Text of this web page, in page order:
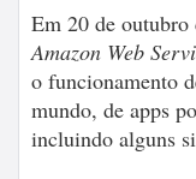
Em 20 de
Amazon Web
o funcionamento
mundo, de apps
incluindo alguns